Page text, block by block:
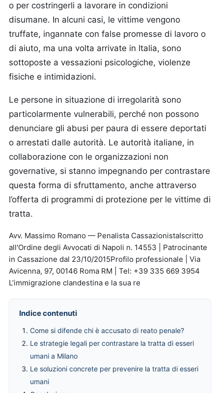
o per costringerli a lavorare in condizioni
disumane. In alcuni casi, le vittime vengono
truffate, ingannate con false promesse di lavoro o
di aiuto, ma una volta arrivate in Italia, sono
sottoposte a vessazioni psicologiche, violenze
fisiche e intimidazioni.
Le persone in situazione di irregolarità sono
particolarmente vulnerabili, perché non possono
denunciare gli abusi per paura di essere deportati
o arrestati dalle autorità. Le autorità italiane, in
collaborazione con le organizzazioni non
governative, si stanno impegnando per contrastare
questa forma di sfruttamento, anche attraverso
l’offerta di programmi di protezione per le vittime di
tratta.
Avv. Massimo Romano — Penalista CassazionistaIscritto
all'Ordine degli Avvocati di Napoli n. 14553 | Patrocinante
in Cassazione dal 23/10/2015Profilo professionale | Via
Avicenna, 97, 00146 Roma RM | Tel: +39 335 669 3954
L’immigrazione clandestina e la sua re
Indice contenuti
Come si difende chi è accusato di reato penale?
Le strategie legali per contrastare la tratta di esseri
umani a Milano
Le soluzioni concrete per prevenire la tratta di esseri
umani